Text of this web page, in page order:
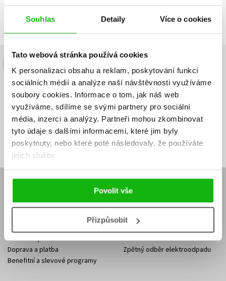
Souhlas Detaily Více o cookies
Tato webová stránka používá cookies
K personalizaci obsahu a reklam, poskytování funkcí
sociálních médií a analýze naší návštěvnosti využíváme
soubory cookies. Informace o tom, jak náš web
využíváme, sdílíme se svými partnery pro sociální
média, inzerci a analýzy. Partneři mohou zkombinovat
tyto údaje s dalšími informacemi, které jim byly
poskytnuty, nebo které poté následovaly, že používáte
jejich služby.
Povolit vše
Přizpůsobit
Předchozí 1
Budete to vědět jako první!
Zajímá Vás, jaký knižní hit právě vychází, na jaké zboží je výhodná
sleva, jaká běží soutěž o ceny? Přihlášením k odběru našich e-
mailových novineksouhlasíte se zpracováním osobních údajů
Vaše e-
mailová
adresa
Vaše e-
mailová
adresa
Vaše e-mailová adresa Přihlásit se
Aktuality
Jak nakoupit
Doprava a platba
Benefitní a slevové programy
Knižní novinky
Dárkové poukazy
Affiliate program
Ochrana soukromí
Zpětný odběr elektroodpadu